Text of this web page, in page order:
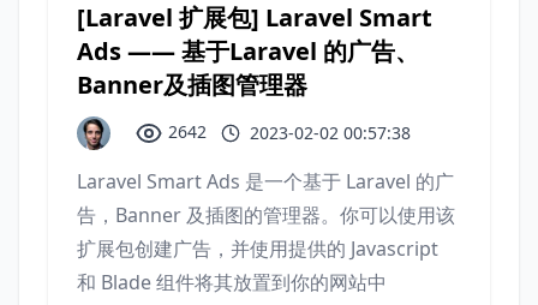
[Laravel 扩展包] Laravel Smart
Ads —— 基于Laravel 的广告、
Banner及插图管理器
2642 2023-02-02 00:57:38
Laravel Smart Ads 是一个基于 Laravel 的广
告，Banner 及插图的管理器。你可以使用该
扩展包创建广告，并使用提供的 Javascript
和 Blade 组件将其放置到你的网站中